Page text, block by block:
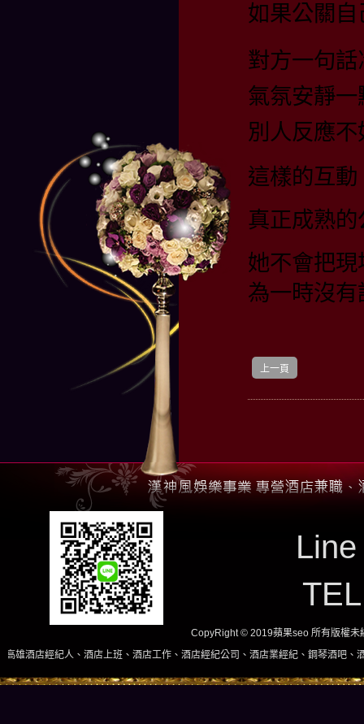
如果公關
對方一句
氣氛安靜
別人反應
這樣的互
真正成熟
她不會把
為一時沒
上一頁
CopyRight © 2019蘋果seo 所有版權未
酒店上班、酒店工作、酒店經紀公司、酒店業經紀、鋼琴酒吧、酒店小姐、